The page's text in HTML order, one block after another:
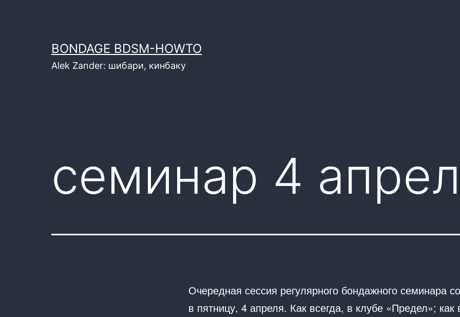
содержимомуBONDAGE BDSM-HOWTO
Alek Zander: шибари, кинбаку
семинар 4
Очередная сессия регулярного бондажного семинара
в пятницу, 4 апреля. Как всегда, в клубе «Предел»; как